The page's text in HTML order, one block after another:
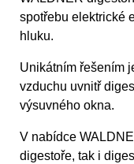
spotřebu elektrické
hluku.
Unikátním řešením
vzduchu uvnitř
výsuvného okna.
V nabídce
digestoře, tak i